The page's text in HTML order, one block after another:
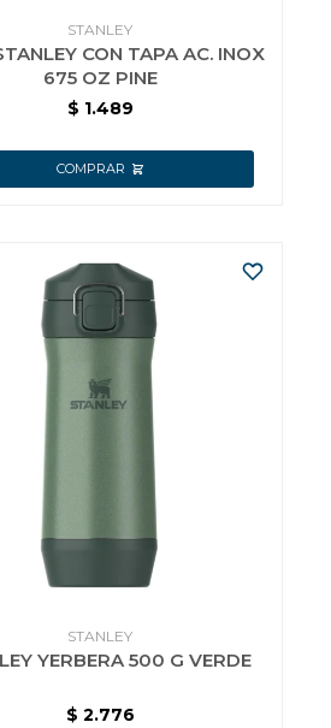
STANLEY
CON TAPA AC. INOX
675 OZ PINE
$ 1.489
STANLEY
YERBERA 500 G VERDE
$ 2.776